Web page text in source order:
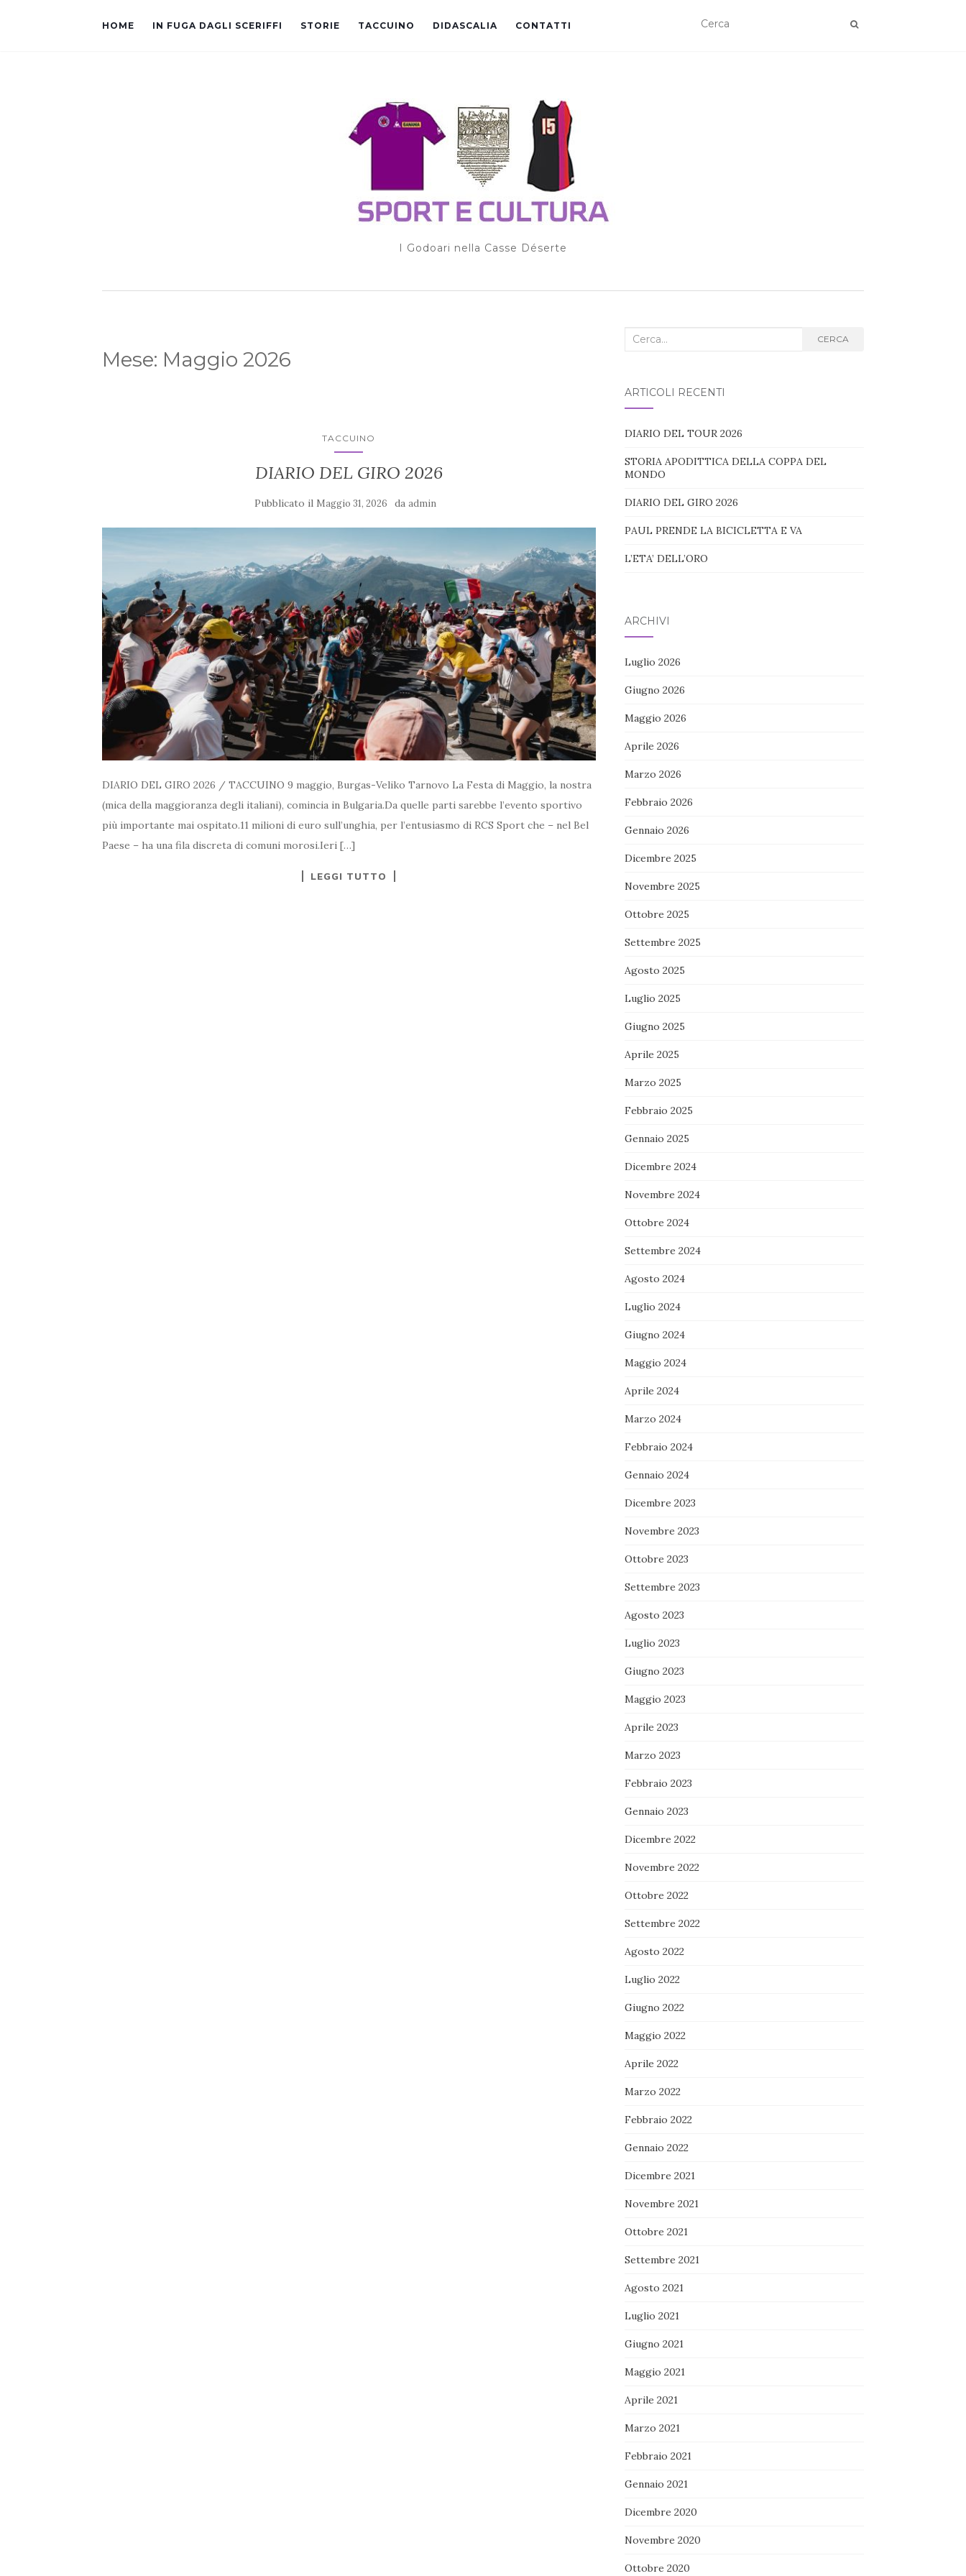
HOME IN FUGA DAGLI SCERIFFI STORIE TACCUINO DIDASCALIA CONTATTI
I Godoari nella Casse Déserte
Mese: Maggio 2026
TACCUINO
DIARIO DEL GIRO 2026
Pubblicato il Maggio 31, 2026 da admin
DIARIO DEL GIRO 2026 / TACCUINO 9 maggio, Burgas-Veliko Tarnovo La Festa di Maggio, la nostra
(mica della maggioranza degli italiani), comincia in Bulgaria.Da quelle parti sarebbe l’evento sportivo
più importante mai ospitato.11 milioni di euro sull’unghia, per l’entusiasmo di RCS Sport che – nel Bel
Paese – ha una fila discreta di comuni morosi.Ieri […]
LEGGI TUTTO
Cerca
CERCA
ARTICOLI RECENTI
DIARIO DEL TOUR 2026
STORIA APODITTICA DELLA COPPA DEL
MONDO
DIARIO DEL GIRO 2026
PAUL PRENDE LA BICICLETTA E VA
L’ETA’ DELL’ORO
ARCHIVI
Luglio 2026
Giugno 2026
Maggio 2026
Aprile 2026
Marzo 2026
Febbraio 2026
Gennaio 2026
Dicembre 2025
Novembre 2025
Ottobre 2025
Settembre 2025
Agosto 2025
Luglio 2025
Giugno 2025
Aprile 2025
Marzo 2025
Febbraio 2025
Gennaio 2025
Dicembre 2024
Novembre 2024
Ottobre 2024
Settembre 2024
Agosto 2024
Luglio 2024
Giugno 2024
Maggio 2024
Aprile 2024
Marzo 2024
Febbraio 2024
Gennaio 2024
Dicembre 2023
Novembre 2023
Ottobre 2023
Settembre 2023
Agosto 2023
Luglio 2023
Giugno 2023
Maggio 2023
Aprile 2023
Marzo 2023
Febbraio 2023
Gennaio 2023
Dicembre 2022
Novembre 2022
Ottobre 2022
Settembre 2022
Agosto 2022
Luglio 2022
Giugno 2022
Maggio 2022
Aprile 2022
Marzo 2022
Febbraio 2022
Gennaio 2022
Dicembre 2021
Novembre 2021
Ottobre 2021
Settembre 2021
Agosto 2021
Luglio 2021
Giugno 2021
Maggio 2021
Aprile 2021
Marzo 2021
Febbraio 2021
Gennaio 2021
Dicembre 2020
Novembre 2020
Ottobre 2020